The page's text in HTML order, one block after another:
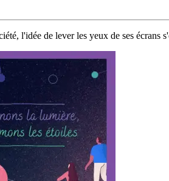
l'idée de lever les yeux de ses écrans